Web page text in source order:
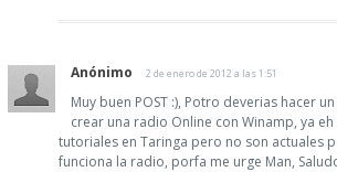
Anónimo 2 de enero de 2012 a las 1:51
Muy buen POST :), Potro deverias hacer
crear una radio Online con Winamp, ya
tutoriales en Taringa pero no son actuales
funciona la radio, porfa me urge Man,